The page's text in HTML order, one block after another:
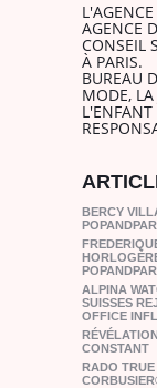
AGENCE
CONSEIL
À PARIS.
BUREAU
MODE, LA
L'ENFANT
BERCY
ALPINA
SUISSES
OFFICE
CONSTANT
RADO